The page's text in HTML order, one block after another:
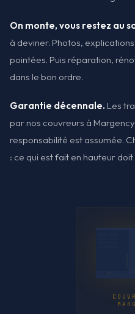
On monte, vous restez au
à deviner. Photos,
pointées. Puis réparation,
dans le bon ordre.
Garantie décennale. Les
par nos couvreurs à
responsabilité est assumée.
: ce qui est fait en hauteur